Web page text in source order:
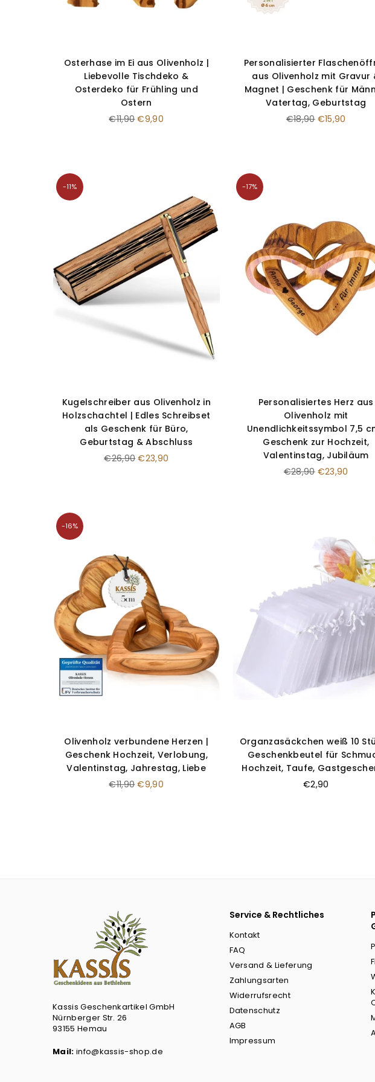
Osterhase im Ei aus Olivenholz |
Liebevolle Tischdeko &
Osterdeko für Frühling und
Ostern
Normaler
€11,90 €9,90
Personalisierter
aus Olivenholz mit Gravur
Magnet | Geschenk für
Vatertag, Geburtstag
Normaler
€18,90 €15,90
-11%
Kugelschreiber aus Olivenholz in
Holzschachtel | Edles Schreibset
als Geschenk für Büro,
Geburtstag & Abschluss
Normaler
€26,90 €23,90
-17%
Personalisiertes Herz aus
Olivenholz mit
Unendlichkeitssymbol 7,5
Geschenk zur Hochzeit,
Valentinstag, Jubiläum
Normaler
€28,90 €23,90
-16%
Olivenholz verbundene Herzen |
Geschenk Hochzeit, Verlobung,
Valentinstag, Jahrestag, Liebe
Normaler
€11,90 €9,90
Organzasäckchen weiß 10
Geschenkbeutel für
Hochzeit, Taufe,
€2,90
Kassis Geschenkartikel GmbH
Nürnberger Str. 26
93155 Hemau
Mail: info@kassis-shop.de
Service & Rechtliches
Kontakt
FAQ
Versand & Lieferung
Zahlungsarten
Widerrufsrecht
Datenschutz
AGB
Impressum